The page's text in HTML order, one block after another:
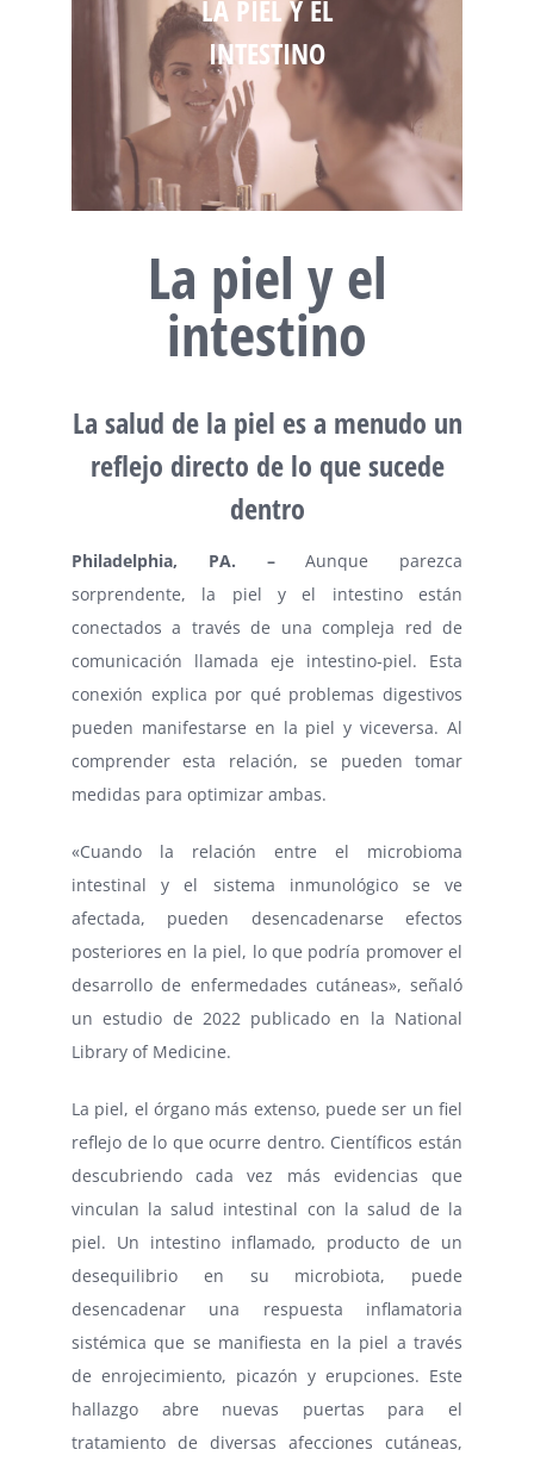
LA PIEL Y EL
INTESTINO
La piel y el
intestino
La salud de la piel es a menudo un
reflejo directo de lo que sucede
dentro
Philadelphia, PA. –Aunque parezca
sorprendente, la piel y el intestino están
conectados a través de una compleja red de
comunicación llamada eje intestino-piel. Esta
conexión explica por qué problemas digestivos
pueden manifestarse en la piel y viceversa. Al
comprender esta relación, se pueden tomar
medidas para optimizar ambas.
«Cuando la relación entre el microbioma
intestinal y el sistema inmunológico se ve
afectada, pueden desencadenarse efectos
posteriores en la piel, lo que podría promover el
desarrollo de enfermedades cutáneas», señaló
un estudio de 2022 publicado en la National
Library of Medicine.
La piel, el órgano más extenso, puede ser un fiel
reflejo de lo que ocurre dentro. Científicos están
descubriendo cada vez más evidencias que
vinculan la salud intestinal con la salud de la
piel. Un intestino inflamado, producto de un
desequilibrio en su microbiota, puede
desencadenar una respuesta inflamatoria
sistémica que se manifiesta en la piel a través
de enrojecimiento, picazón y erupciones. Este
hallazgo abre nuevas puertas para el
tratamiento de diversas afecciones cutáneas,